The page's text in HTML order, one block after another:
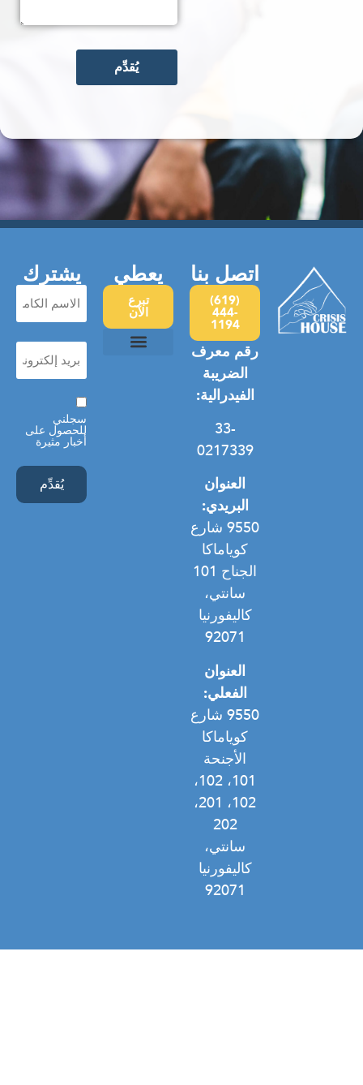
اتصل بنا
(619)
444-
1194
رقم معرف
الضريبة
الفيدرالية:
33-
0217339
العنوان
البريدي:
9550 شارع
كوياماكا
الجناح 101
سانتي،
كاليفورنيا
92071
العنوان
الفعلي:
9550 شارع
كوياماكا
الأجنحة
101، 102،
102، 201،
202
سانتي،
كاليفورنيا
92071
يعطي
تبرع
الآن
يشترك
الاسم
الكامل
إلكتروني
(مطلوب)
موافقة
سجلني
للحصول على
أخبار مثيرة